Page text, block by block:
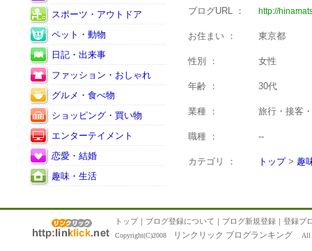
スポーツ・アウトドア
ペット・動物
日記・出来事
ファッション・おしゃれ
グルメ・食べ物
ショッピング・買い物
エンターテイメント
恋愛・結婚
趣味・生活
ブログURL ： http://
お住まい ： 東京都
性別 ： 女性
年齢 ： 30代
業種 ： 旅行・接客
職種 ： --
カテゴリ ： トップ> 趣
トップ｜ ブログ登録について ｜ ブログ新規登録 ｜ 登録ブ
Copyright(C)2008 リンクリック ブログランキング All